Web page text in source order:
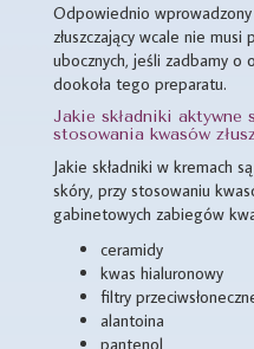
Odpowiednio
złuszczający wcale nie
ubocznych, jeśli zadbamy o
dookoła tego preparatu.
Jakie składniki aktywne
stosowania kwasów
Jakie składniki w kremach
skóry, przy stosowaniu
gabinetowych zabiegów
ceramidy
kwas hialuronowy
filtry
alantoina
pantenol